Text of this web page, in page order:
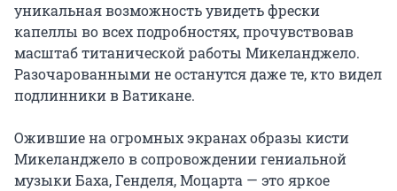
уникальная возможность увидеть фрески
капеллы во всех подробностях, прочувствовав
масштаб титанической работы Микеланджело.
Разочарованными не останутся даже те, кто видел
подлинники в Ватикане.
Ожившие на огромных экранах образы кисти
Микеланджело в сопровождении гениальной
музыки Баха, Генделя, Моцарта — это яркое